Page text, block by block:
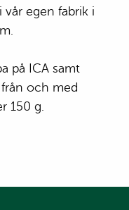
vår egen fabrik i
på ICA samt
och med
150 g.